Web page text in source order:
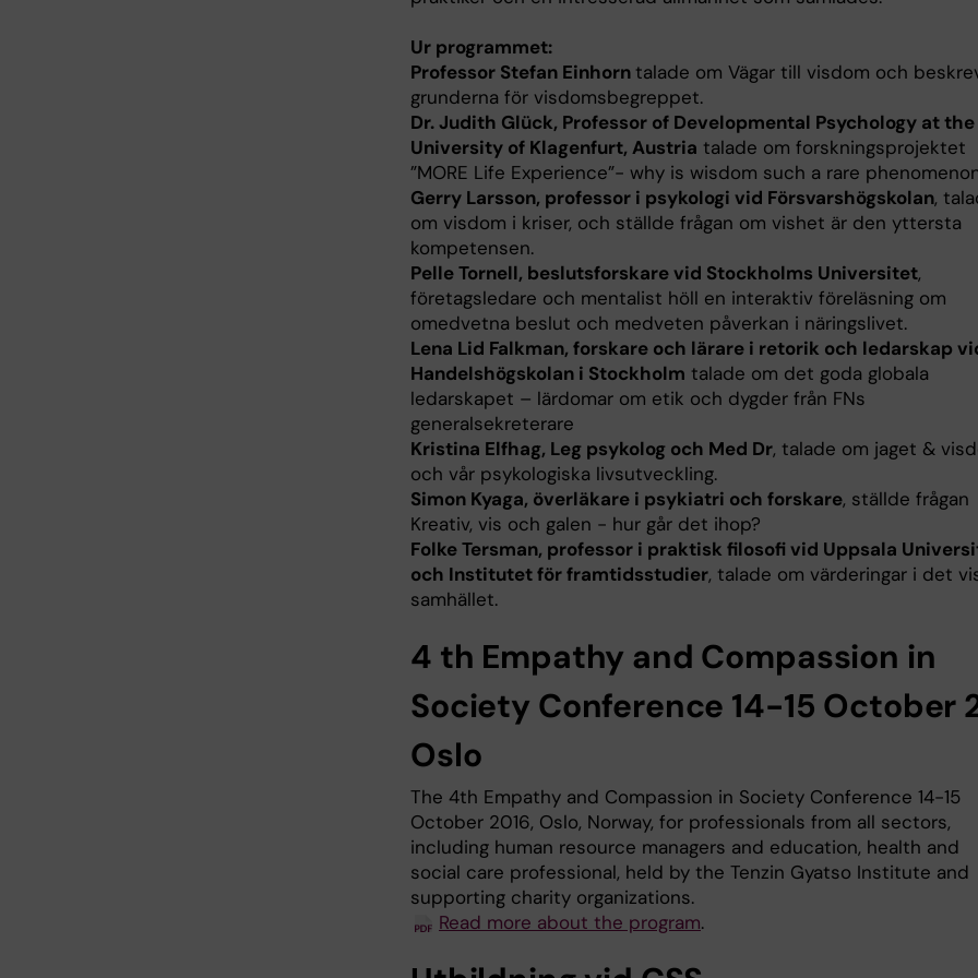
Ur programmet:
Professor Stefan Einhorn talade om Vägar till visdom och
grunderna för visdomsbegreppet.
Dr. Judith Glück, Professor of Developmental Psychology at the
University of Klagenfurt, Austria talade om forskningsprojektet
”MORE Life Experience”- why is wisdom such a rare
Gerry Larsson, professor i psykologi vid Försvarshögskolan,
om visdom i kriser, och ställde frågan om vishet är den yttersta
kompetensen.
Pelle Tornell, beslutsforskare vid Stockholms Universitet,
företagsledare och mentalist höll en interaktiv föreläsning om
omedvetna beslut och medveten påverkan i näringslivet.
Lena Lid Falkman, forskare och lärare i retorik och ledarskap
Handelshögskolan i Stockholm talade om det goda globala
ledarskapet – lärdomar om etik och dygder från FNs
generalsekreterare
Kristina Elfhag, Leg psykolog och Med Dr, talade om jaget &
och vår psykologiska livsutveckling.
Simon Kyaga, överläkare i psykiatri och forskare, ställde frågan
Kreativ, vis och galen - hur går det ihop?
Folke Tersman, professor i praktisk filosofi vid Uppsala
och Institutet för framtidsstudier, talade om värderingar i det
samhället.
4 th Empathy and Compassion in
Society Conference 14-15 October
Oslo
The 4th Empathy and Compassion in Society Conference 14-15
October 2016, Oslo, Norway, for professionals from all sectors,
including human resource managers and education, health and
social care professional, held by the Tenzin Gyatso Institute and
supporting charity organizations.
Read more about the program.